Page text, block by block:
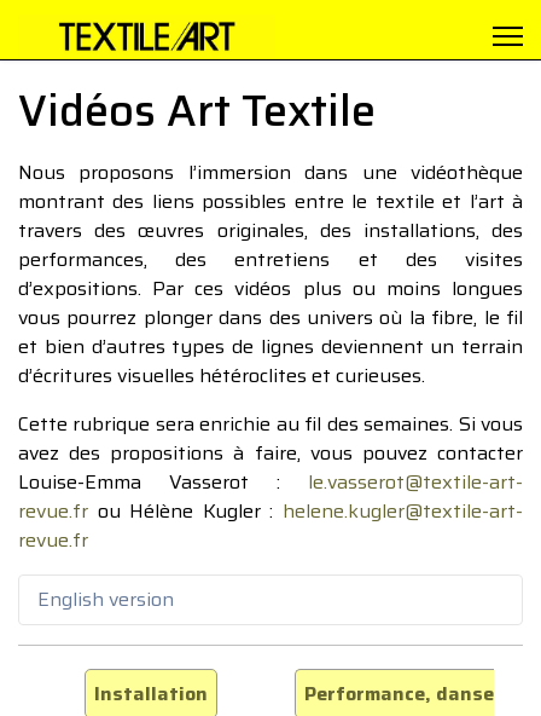
Vidéos Art Textile
Nous proposons l’immersion dans une vidéothèque
montrant des liens possibles entre le textile et l’art à
travers des œuvres originales, des installations, des
performances, des entretiens et des visites
d’expositions. Par ces vidéos plus ou moins longues
vous pourrez plonger dans des univers où la fibre, le fil
et bien d’autres types de lignes deviennent un terrain
d’écritures visuelles hétéroclites et curieuses.
Cette rubrique sera enrichie au fil des semaines. Si vous
avez des propositions à faire, vous pouvez contacter
Louise-Emma Vasserot : le.vasserot@textile-art-
revue.fr ou Hélène Kugler : helene.kugler@textile-art-
revue.fr
English version
Installation
Performance, danse